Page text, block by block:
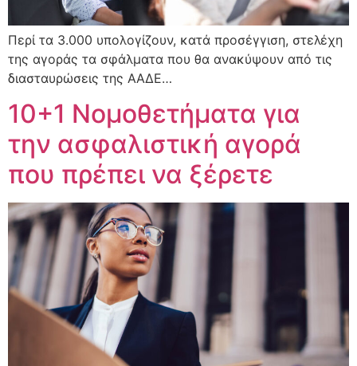
Περί τα 3.000 υπολογίζουν, κατά προσέγγιση, στελέχη
της αγοράς τα σφάλματα που θα ανακύψουν από τις
διασταυρώσεις της ΑΑΔΕ…
10+1 Νομοθετήματα για
την ασφαλιστική αγορά
που πρέπει να ξέρετε